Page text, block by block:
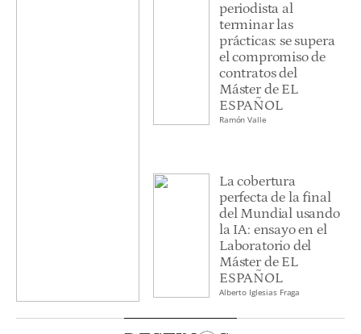
periodista al
terminar las
prácticas: se supera
el compromiso de
contratos del
Máster de EL
ESPAÑOL
Ramón Valle
La cobertura
perfecta de la final
del Mundial usando
la IA: ensayo en el
Laboratorio del
Máster de EL
ESPAÑOL
Alberto Iglesias Fraga